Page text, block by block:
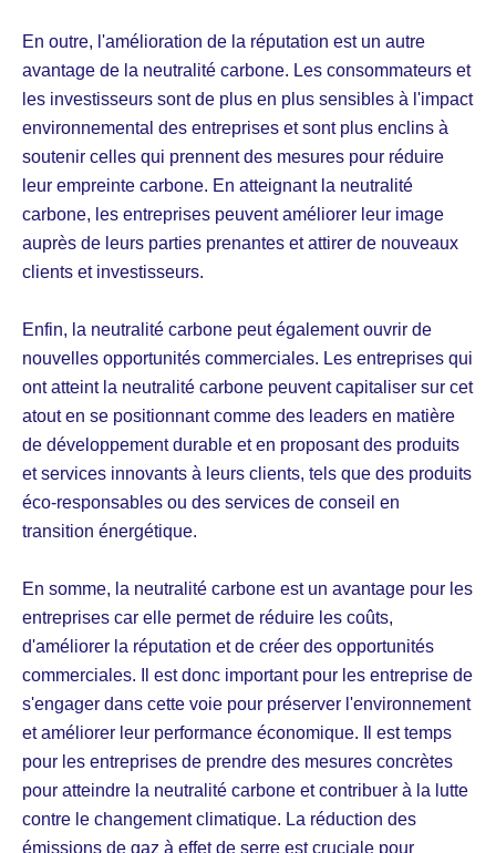
En outre, l'amélioration de la réputation est un autre
avantage de la neutralité carbone. Les consommateurs et
les investisseurs sont de plus en plus sensibles à l'impact
environnemental des entreprises et sont plus enclins à
soutenir celles qui prennent des mesures pour réduire
leur empreinte carbone. En atteignant la neutralité
carbone, les entreprises peuvent améliorer leur image
auprès de leurs parties prenantes et attirer de nouveaux
clients et investisseurs.
Enfin, la neutralité carbone peut également ouvrir de
nouvelles opportunités commerciales. Les entreprises qui
ont atteint la neutralité carbone peuvent capitaliser sur cet
atout en se positionnant comme des leaders en matière
de développement durable et en proposant des produits
et services innovants à leurs clients, tels que des produits
éco-responsables ou des services de conseil en
transition énergétique.
En somme, la neutralité carbone est un avantage pour les
entreprises car elle permet de réduire les coûts,
d'améliorer la réputation et de créer des opportunités
commerciales. Il est donc important pour les entreprise de
s'engager dans cette voie pour préserver l'environnement
et améliorer leur performance économique. Il est temps
pour les entreprises de prendre des mesures concrètes
pour atteindre la neutralité carbone et contribuer à la lutte
contre le changement climatique. La réduction des
émissions de gaz à effet de serre est cruciale pour